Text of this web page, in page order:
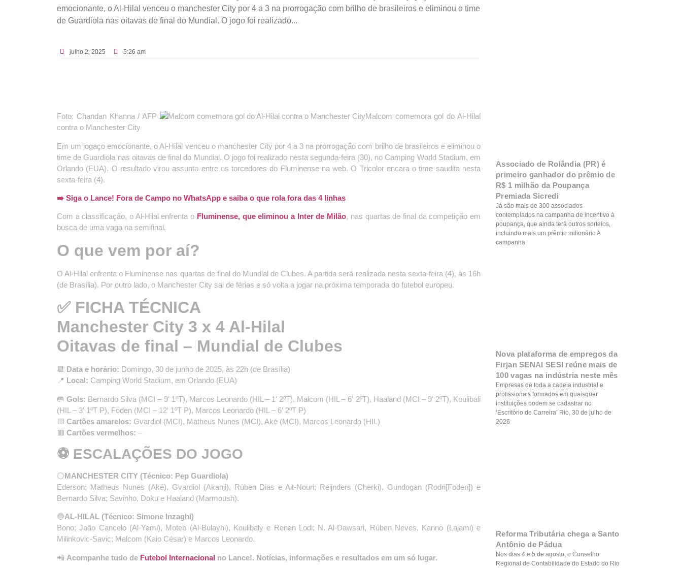
emocionante, o Al-Hilal venceu o manchester City por 4 a 3 na prorrogação com brilho de brasileiros e eliminou o time
de Guardiola nas oitavas de final do Mundial. O jogo foi realizado...
julho 2, 2025 5:26 am
Foto: Chandan Khanna / AFP
Malcom comemora gol do Al-Hilal
contra o Manchester City
Em um jogaço emocionante, o Al-Hilal venceu o manchester City por 4 a 3 na prorrogação com brilho de brasileiros e eliminou o
time de Guardiola nas oitavas de final do Mundial. O jogo foi realizado nesta segunda-feira (30), no Camping World Stadium, em
Orlando (EUA). O resultado virou assunto entre os torcedores do Fluminense na web. O Tricolor encara o time saudita nesta
sexta-feira (4).
➡️ Siga o Lance! Fora de Campo no WhatsApp e saiba o que rola fora das 4 linhas
Com a classificação, o Al-Hilal enfrenta o Fluminense, que eliminou a Inter de Milão, nas quartas de final da competição em
busca de uma vaga na semifinal.
O que vem por aí?
O Al-Hilal enfrenta o Fluminense nas quartas de final do Mundial de Clubes. A partida será realizada nesta sexta-feira (4), às 16h
(de Brasília). Por outro lado, o Manchester City sai de férias e só volta a jogar na próxima temporada do futebol europeu.
✅ FICHA TÉCNICA
Manchester City 3 x 4 Al-Hilal
Oitavas de final – Mundial de Clubes
📆 Data e horário: Domingo, 30 de junho de 2025, às 22h (de Brasília)
📍 Local: Camping World Stadium, em Orlando (EUA)
🥅Gols: Bernardo Silva (MCI – 9′ 1ºT), Marcos Leonardo (HIL – 1′ 2ºT), Malcom (HIL – 6′ 2ºT), Haaland (MCI – 9′ 2ºT), Koulibali
(HIL – 3′ 1ºT P), Foden (MCI – 12′ 1ºT P), Marcos Leonardo (HIL – 6′ 2ºT P)
🟨 Cartões amarelos: Gvardiol (MCI), Matheus Nunes (MCI), Aké (MCI), Marcos Leonardo (HIL)
🟥 Cartões vermelhos: –
⚽ ESCALAÇÕES DO JOGO
⚪MANCHESTER CITY (Técnico: Pep Guardiola)
Ederson; Matheus Nunes (Aké), Gvardiol (Akanji), Rúben Dias e Ait-Nouri; Reijnders (Cherki), Gundogan (Rodri[Foden]) e
Bernardo Silva; Savinho, Doku e Haaland (Marmoush).
🔵AL-HILAL (Técnico: Simone Inzaghi)
Bono; João Cancelo (Al-Yami), Moteb (Al-Bulayhi), Koulibaly e Renan Lodi; N. Al-Dawsari, Rúben Neves, Kanno (Lajami) e
Milinkovic-Savic; Malcom (Kaio César) e Marcos Leonardo.
📲 Acompanhe tudo de Futebol Internacional no Lance!. Notícias, informações e resultados em um só lugar.
Associado de Rolândia (PR) é
primeiro ganhador do prêmio de
R$ 1 milhão da Poupança
Premiada Sicredi
Já são mais de 300 associados
contemplados na campanha de incentivo à
poupança, que ainda terá outros sorteios,
incluindo mais um prêmio milionário A
campanha
Nova plataforma de empregos da
Firjan SENAI SESI reúne mais de
100 vagas na indústria neste mês
Empresas de toda a cadeia industrial e
profissionais formados em quaisquer
instituições podem se cadastrar no
‘Escritório de Carreira’ Rio, 30 de julho de
2026
Reforma Tributária chega a Santo
Antônio de Pádua
Nos dias 4 e 5 de agosto, o Conselho
Regional de Contabilidade do Estado do Rio